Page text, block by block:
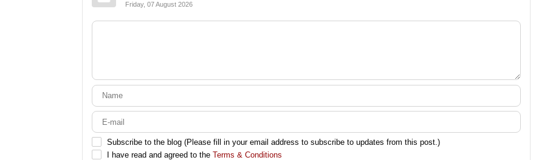
Friday, 07 August 2026
Subscribe to the blog (Please fill in your email address to subscribe to updates from this post.)
I have read and agreed to the Terms & Conditions